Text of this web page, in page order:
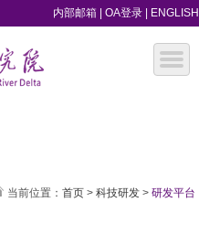
内部邮箱 OA登录 ENGLISH
当前位置： 首页> 科技研发> 研发平台